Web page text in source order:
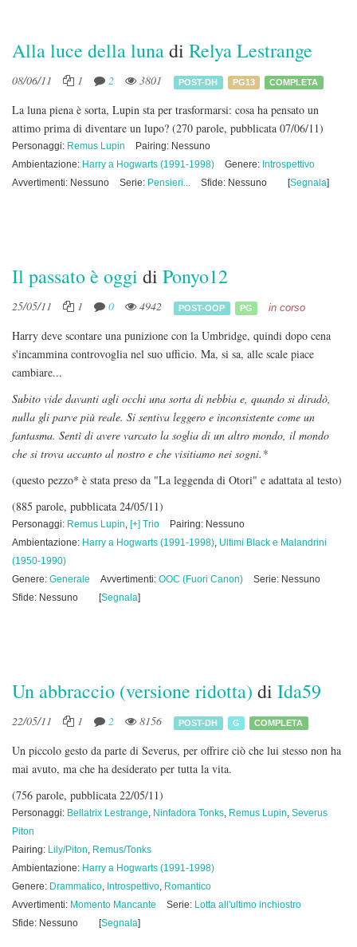
Alla luce della lunadi Relya Lestrange
08/06/11 1 2 3801 POST-DH PG13 COMPLETA
La luna piena è sorta, Lupin sta per trasformarsi: cosa ha pensato un
attimo prima di diventare un lupo? (270 parole, pubblicata 07/06/11)
Personaggi: Remus Lupin
Pairing: Nessuno
Ambientazione: Harry a Hogwarts (1991-1998) Genere: Introspettivo
Avvertimenti: Nessuno
Serie: Pensieri... Sfide: Nessuno [Segnala]
Il passato è oggi di Ponyo12
25/05/11 1 0 4942 POST-OOP PG in corso
Harry deve scontare una punizione con la Umbridge, quindi dopo cena
s'incammina controvoglia nel suo ufficio. Ma, si sa, alle scale piace
cambiare...
Subito vide davanti agli occhi una sorta di nebbia e, quando si diradò,
nulla gli parve più reale. Si sentiva leggero e inconsistente come un
fantasma. Sentì di avere varcato la soglia di un altro mondo, il mondo
che si trova accanto al nostro e che visitiamo nei sogni.*
(questo pezzo* è stata preso da "La leggenda di Otori" e adattata al testo)
(885 parole, pubblicata 24/05/11)
Personaggi: Remus Lupin, [+] Trio
Pairing: Nessuno
Ambientazione: Harry a Hogwarts (1991-1998), Ultimi Black e Malandrini
(1950-1990)
Genere: Generale Avvertimenti: OOC (Fuori Canon)
Serie: Nessuno
Sfide: Nessuno
[Segnala]
Un abbraccio (versione ridotta) di Ida59
22/05/11 1 2 8156 POST-DH G COMPLETA
Un piccolo gesto da parte di Severus, per offrire ciò che lui stesso non ha
mai avuto, ma che ha desiderato per tutta la vita.
(756 parole, pubblicata 22/05/11)
Personaggi: Bellatrix Lestrange, Ninfadora Tonks, Remus Lupin, Severus
Piton
Pairing: Lily/Piton, Remus/Tonks
Ambientazione: Harry a Hogwarts (1991-1998)
Genere: Drammatico, Introspettivo, Romantico
Avvertimenti: Momento Mancante Serie: Lotta all'ultimo inchiostro
Sfide: Nessuno
[Segnala]